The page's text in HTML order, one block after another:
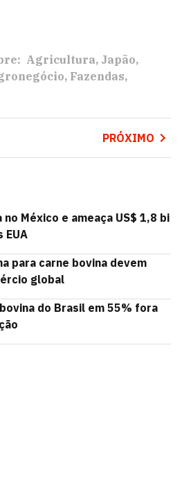
Agricultura Japão
Fazendas
PRÓXIMO
México e ameaça US$ 1,8 bi
EUA
para carne bovina devem
global
do Brasil em 55% fora